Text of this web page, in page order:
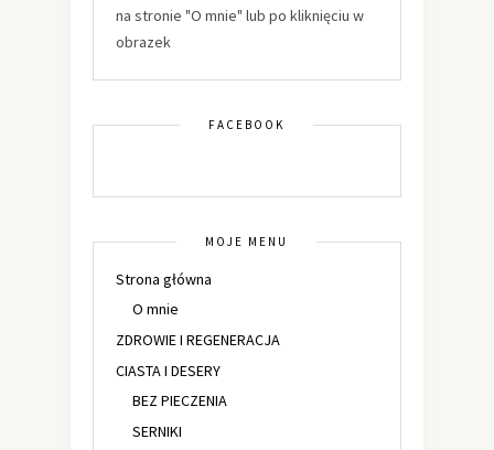
na stronie "O mnie" lub po kliknięciu w
obrazek
FACEBOOK
MOJE MENU
Strona główna
O mnie
ZDROWIE I REGENERACJA
CIASTA I DESERY
BEZ PIECZENIA
SERNIKI